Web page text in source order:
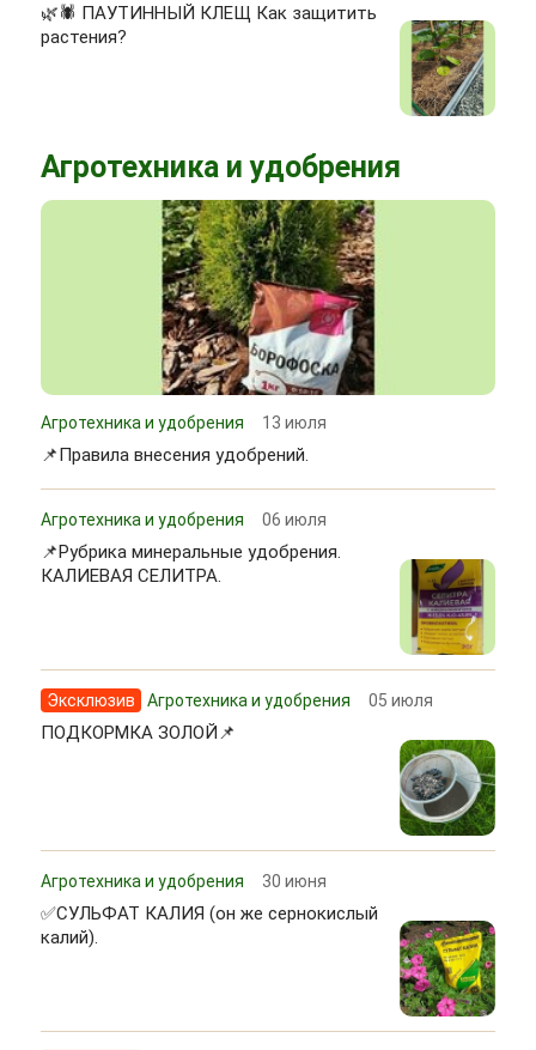
🌿🕷 ПАУТИННЫЙ КЛЕЩ Как защитить
растения?
Агротехника и удобрения
Агротехника и удобрения 13 июля
📌Правила внесения удобрений.
Агротехника и удобрения 06 июля
📌Рубрика минеральные удобрения.
КАЛИЕВАЯ СЕЛИТРА.
Эксклюзив Агротехника и удобрения 05 июля
ПОДКОРМКА ЗОЛОЙ📌
Агротехника и удобрения 30 июня
✅СУЛЬФАТ КАЛИЯ (он же сернокислый
калий).